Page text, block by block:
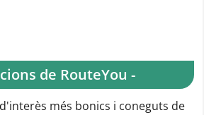
de RouteYou -
més bonics i coneguts de